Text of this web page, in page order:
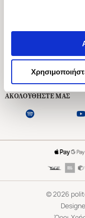
Εξυπηρέτηση Πελατών
ΑΚΟΛΟΥΘΗΣΤΕ ΜΑΣ
©2026